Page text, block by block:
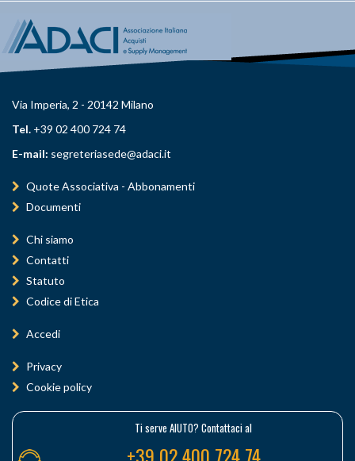
Via Imperia, 2 - 20142 Milano
Tel. +39 02 400 724 74
E-mail: segreteriasede@adaci.it
Quote Associativa - Abbonamenti
Documenti
Chi siamo
Contatti
Statuto
Codice di Etica
Accedi
Privacy
Cookie policy
Ti serve AIUTO? Contattaci al